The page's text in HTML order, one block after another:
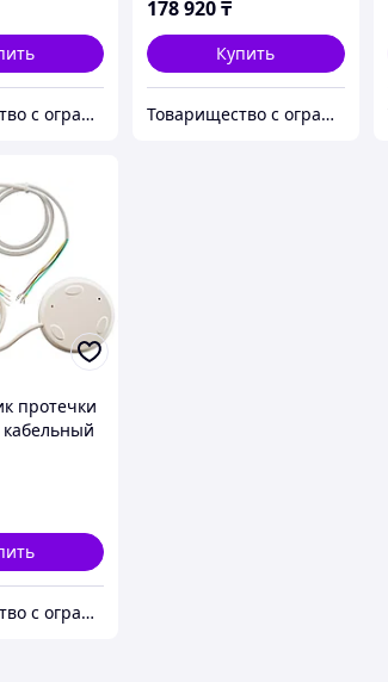
Товарищество с ограниченной ответственностью "Nabludenie.kz"
178 920₸
Купить
Товарищество с ограниченной ответственностью "Nabludenie.kz"
протечки
Товарищество с ограниченной ответственностью "Nabludenie.kz"